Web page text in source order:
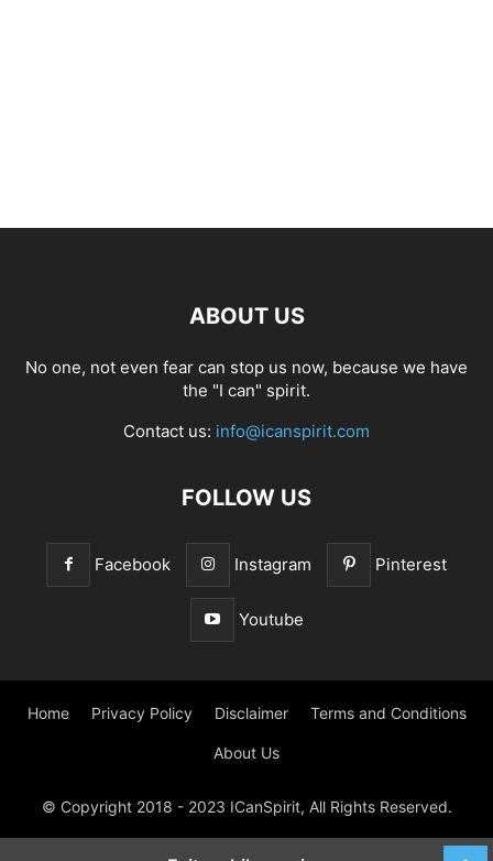
ABOUT US
No one, not even fear can stop us now, because we have
the "I can" spirit.
Contact us: info@icanspirit.com
FOLLOW US
Facebook Instagram Pinterest
Youtube
Home Privacy Policy Disclaimer Terms and Conditions
About Us
© Copyright 2018 - 2023 ICanSpirit, All Rights Reserved.